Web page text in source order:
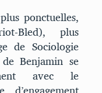
ponctuelles,
Bled), plus
de Sociologie
Benjamin se
avec le